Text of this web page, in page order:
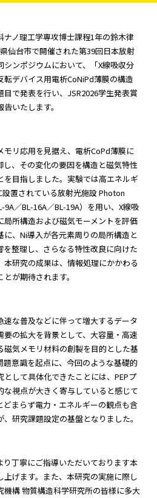
ノ理工学専攻博士課程1年の鈴木律
仙台市で開催された第39回日本放射
ンポジウムにおいて、「X線吸収分
デバイス用電析CoNiPd薄膜の構造
目で発表を行い、JSR2026学生発表賞
いたします。
リ応用を見据え、電析CoPd薄膜に
、その変化の要因を構造と磁気特性
を目指しました。実験では高エネルギ
置されている放射光施設 Photon
／BL-16A／BL-19A）を用い、X線吸
所構造および磁気モーメントを評価
に、Ni導入が各元素周りの局所構造と
整理し、さらなる特性改良に向けた
研究の成果は、情報処理にかかわる
が期待されます。
な普及などに伴って増大するデータ
の拡大を背景として、大容量・高速
気メモリ材料の創製を目的とした基
意識を起点に、今回のような基礎的
して具体化できたことには、PEPプ
な視点が大きく寄与していると感じて
どまらず電力・エネルギーの観点も含
研究課題設定の基盤となりました。
丁寧にご指導いただいております本
げます。また、本研究の実施に際し
機構 物質構造科学研究所の皆様に多大